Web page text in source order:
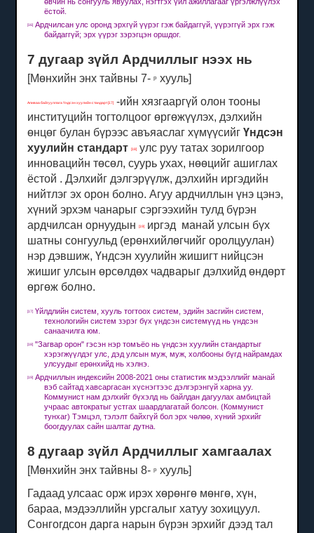
ёстой.
[16]
Ардчилсан улс оронд эрхгүй үүрэг гэж байдаггүй, үүрэггүй эрх гэж
байдаггүй;эрх үүрэг зэрэгцэн оршдог.
7 дугаар зүйл Ардчиллыг нээх нь
[Мөнхийн энх тайвны 7-р хууль]
Аливаа байгууллага Үндсэн хуулийн стандарт [17]
-ийн хязгааргүй олон тооны
институцийн тогтолцоог өргөжүүлэх, дэлхийн
өнцөг булан бүрээс авъяаслаг хүмүүсийгҮндсэн
хуулийн стандарт[18]
улс руу татах зорилгоор
инновацийн төсөл, суурь ухах, нөөцийг ашиглах
ёстой .Дэлхийг дэлгэрүүлж, дэлхийн иргэдийн
нийтлэг эх орон болно.Агуу ардчиллын үнэ цэнэ,
хүний ​​эрхэм чанарыг сэргээхийн тулд бүрэн
ардчилсан орнуудын[19]
иргэд манай улсын бүх
шатны сонгуульд (ерөнхийлөгчийг оролцуулан)
нэр дэвшиж, Үндсэн хуулийн жишигт нийцсэн
жишиг улсын өрсөлдөх чадварыг дэлхийд өндөрт
өргөж болно.
[17]
Үйлдлийн систем, хууль тогтоох систем, эдийн засгийн систем,
технологийн систем зэрэг бүх үндсэн системүүд нь үндсэн
санаачилга юм.
[18]
"Загвар орон" гэсэн нэр томъёо нь үндсэн хуулийн стандартыг
хэрэгжүүлдэг улс, дэд улсын муж, муж, холбооны бүгд найрамдах
улсуудыг ерөнхийд нь хэлнэ.
[19]
Ардчиллын индексийн 2008-2021 оны статистик мэдээллийг манай
вэб сайтад хавсаргасан хүснэгтээс дэлгэрэнгүй харна уу.
Коммунист нам дэлхийг бүхэлд нь байлдан дагуулах амбицтай
учраас автократыг устгах шаардлагатай болсон.(Коммунист
тунхаг) Тэмцэл, тэлэлт байхгүй бол эрх чөлөө, хүний ​​эрхийг
боогдуулах сайн шалтаг дутна.
8 дугаар зүйл Ардчиллыг хамгаалах
[Мөнхийн энх тайвны 8-р
хууль]
Гадаад улсаас орж ирэх хөрөнгө мөнгө, хүн,
бараа, мэдээллийн урсгалыг хатуу зохицуул.
Сонгогдсон дарга нарын бүрэн эрхийг дээд тал